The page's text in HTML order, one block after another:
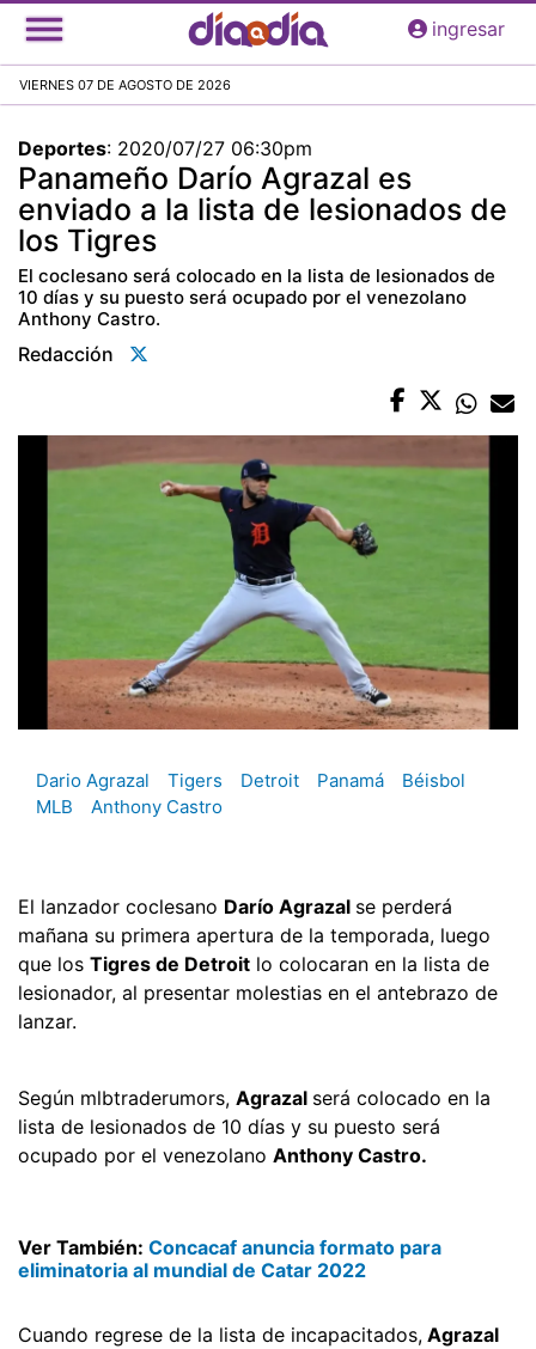
Pasar
al
principal
ingresar
VIERNES 07 DE AGOSTO DE 2026
Deportes: 2020/07/27 06:30pm
Panameño Darío Agrazal es
enviado a la lista de lesionados de
los Tigres
El coclesano será colocado en la lista de lesionados de
10 días y su puesto será ocupado por el venezolano
Anthony Castro.
Redacción
Dario Agrazal Tigers Detroit Panamá
Béisbol
MLB
Anthony Castro
El lanzador coclesano Darío Agrazal se perderá
mañana su primera apertura de la temporada, luego
que los Tigres de Detroit lo colocaran en la lista de
lesionador, al presentar molestias en el antebrazo de
lanzar.
Según mlbtraderumors, Agrazal será colocado en la
lista de lesionados de 10 días y su puesto será
ocupado por el venezolano Anthony Castro.
Ver También: Concacaf anuncia formato para
eliminatoria al mundial de Catar 2022
Cuando regrese de la lista de incapacitados, Agrazal